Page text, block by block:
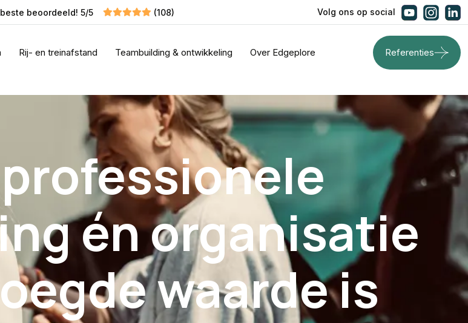
beoordeeld! 5/5 (108) Volg ons op social
Rij- en treinafstand Teambuilding & ontwikkeling Over Edgeplore Referenties
én organisatie
waarde is